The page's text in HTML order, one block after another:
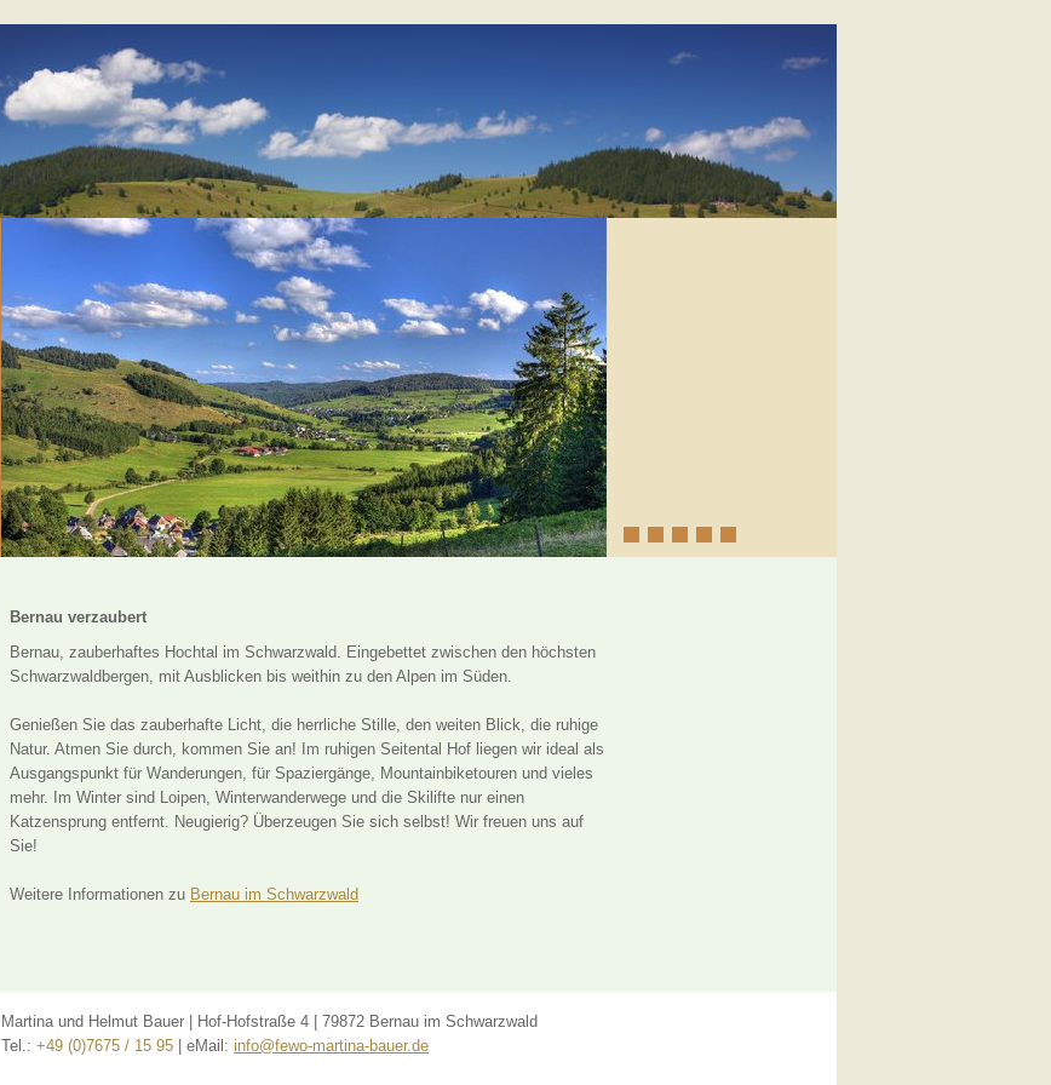
Bernau verzaubert
Bernau, zauberhaftes Hochtal im Schwarzwald. Eingebettet zwischen den höchsten
Schwarzwaldbergen, mit Ausblicken bis weithin zu den Alpen im Süden.
Genießen Sie das zauberhafte Licht, die herrliche Stille, den weiten Blick, die ruhige
Natur. Atmen Sie durch, kommen Sie an! Im ruhigen Seitental Hof liegen wir ideal als
Ausgangspunkt für Wanderungen, für Spaziergänge, Mountainbiketouren und vieles
mehr. Im Winter sind Loipen, Winterwanderwege und die Skilifte nur einen
Katzensprung entfernt. Neugierig? Überzeugen Sie sich selbst! Wir freuen uns auf
Sie!
Weitere Informationen zu Bernau im Schwarzwald
Martina und Helmut Bauer Hof-Hofstraße 4
79872 Bernau im Schwarzwald
Tel.: +49 (0)7675 / 15 95 eMail: info@fewo-martina-bauer.de